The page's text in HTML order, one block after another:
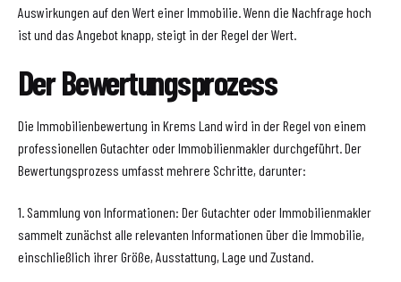
Auswirkungen auf den Wert einer Immobilie. Wenn die Nachfrage hoch
ist und das Angebot knapp, steigt in der Regel der Wert.
Der Bewertungsprozess
Die Immobilienbewertung in Krems Land wird in der Regel von einem
professionellen Gutachter oder Immobilienmakler durchgeführt. Der
Bewertungsprozess umfasst mehrere Schritte, darunter:
1. Sammlung von Informationen: Der Gutachter oder Immobilienmakler
sammelt zunächst alle relevanten Informationen über die Immobilie,
einschließlich ihrer Größe, Ausstattung, Lage und Zustand.